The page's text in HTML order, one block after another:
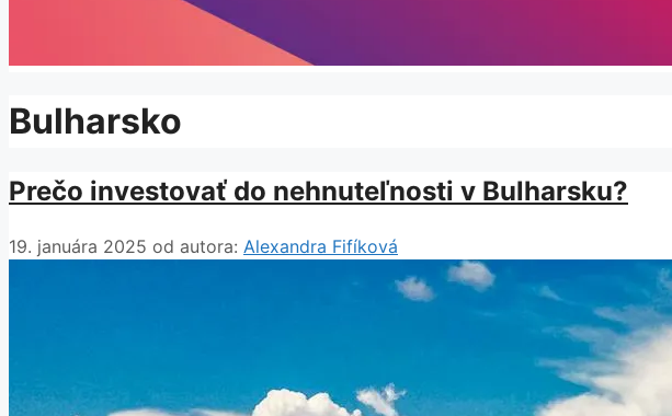
Bulharsko
Prečo investovať do nehnuteľnosti v Bulharsku?
19. januára 2025 od autora: Alexandra Fifíková